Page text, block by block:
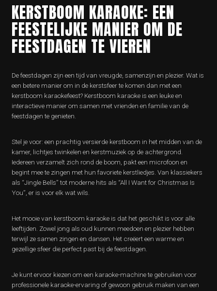
KERSTBOOM KARAOKE: EEN
FEESTELIJKE MANIER OM DE
FEESTDAGEN TE VIEREN
De feestdagen zijn een tijd van vreugde, samenzijn en plezier. Wat is
een betere manier om in de kerstsfeer te komen dan met een
kerstboom karaokefeest? Kerstboom karaoke is een leuke en
interactieve manier om samen met vrienden en familie van de
feestdagen te genieten.
Stel je voor: een prachtig versierde kerstboom in het midden van de
kamer, lichtjes twinkelen en kerstmuziek op de achtergrond.
Iedereen verzamelt zich rond de boom, pakt een microfoon en
begint mee te zingen met hun favoriete kerstliedjes. Van klassiekers
als “Jingle Bells” tot moderne hits als “All I Want for Christmas Is
You”, er is voor elk wat wils.
Het mooie van kerstboom karaoke is dat het geschikt is voor alle
leeftijden. Zowel jong als oud kunnen meedoen en plezier hebben
terwijl ze samen zingen en dansen. Het creëert een warme en
gezellige sfeer die perfect past bij de feestdagen.
Je kunt ervoor kiezen om een ​​karaoke-machine te gebruiken voor
professionele karaoke-ervaring of gewoon gebruik maken van een